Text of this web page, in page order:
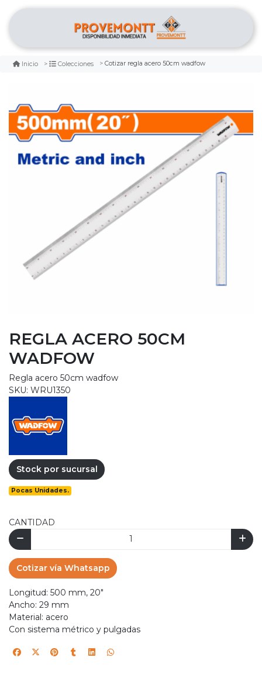
Inicio Colecciones Cotizar regla acero 50cm wadfow
REGLA ACERO 50CM
WADFOW
Regla acero 50cm wadfow
SKU: WRU1350
Stock por sucursal
Pocas Unidades.
CANTIDAD
Cotizar vía Whatsapp
Longitud: 500 mm, 20"
Ancho: 29 mm
Material: acero
Con sistema métrico y pulgadas